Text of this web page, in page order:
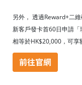
另外， 透過Reward+二
新客戶發卡首60日申請
相等於HK$20,000，可享